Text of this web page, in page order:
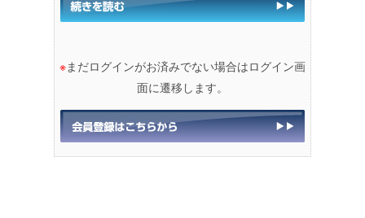
※まだログインがお済みでない場合はログイン画
面に遷移します。